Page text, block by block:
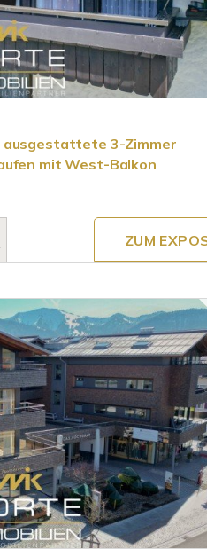
ausgestattete 3-Zimmer
mit West-Balkon
ZUM